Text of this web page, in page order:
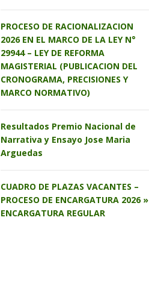
PROCESO DE RACIONALIZACION
2026 EN EL MARCO DE LA LEY N°
29944 – LEY DE REFORMA
MAGISTERIAL (PUBLICACION DEL
CRONOGRAMA, PRECISIONES Y
MARCO NORMATIVO)
Resultados Premio Nacional de
Narrativa y Ensayo Jose Maria
Arguedas
CUADRO DE PLAZAS VACANTES –
PROCESO DE ENCARGATURA 2026 »
ENCARGATURA REGULAR